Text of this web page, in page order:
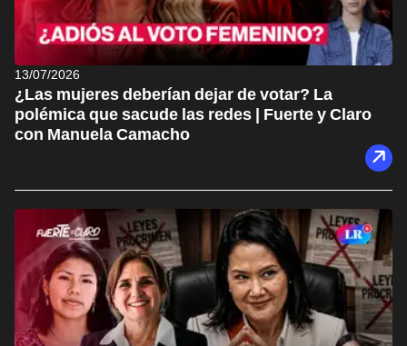
13/07/2026
¿Las mujeres deberían dejar de votar? La
polémica que sacude las redes | Fuerte y Claro
con Manuela Camacho